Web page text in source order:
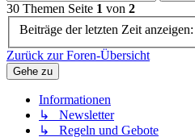
30 Themen Seite 1 von 2
Beiträge der letzten Zeit anzeigen:
Zurück zur Foren-Übersicht
Gehe zu
Informationen
↳ Newsletter
↳ Regeln und Gebote